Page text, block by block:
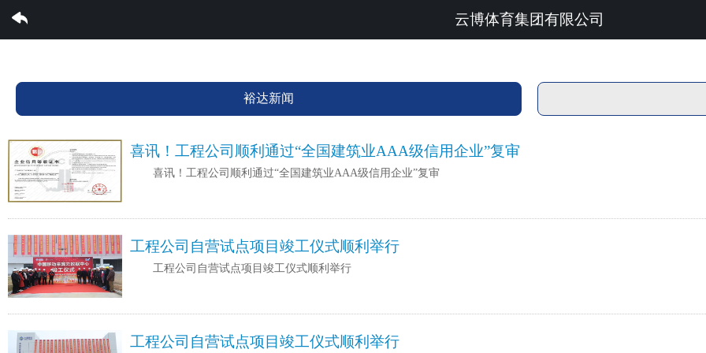
云博体育集团有限公司 云博体育集团有限公司
裕达新闻
喜讯！工程公司顺利通过“全国建筑业AAA级信用企业”复审
喜讯！工程公司顺利通过“全国建筑业AAA级信用企业”复审
工程公司自营试点项目竣工仪式顺利举行
工程公司自营试点项目竣工仪式顺利举行
工程公司自营试点项目竣工仪式顺利举行